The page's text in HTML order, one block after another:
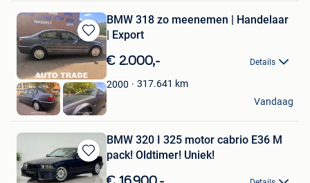
Bewaren
in
Favorieten
BMW 318 zo meenemen | Handelaar
| Export
€ 2.000,- Details
2000 317.641 km
Autotrade
Hasselt
Vandaag
Bewaren
in
BMW 320 I 325 motor cabrio E36 M
pack! Oldtimer! Uniek!